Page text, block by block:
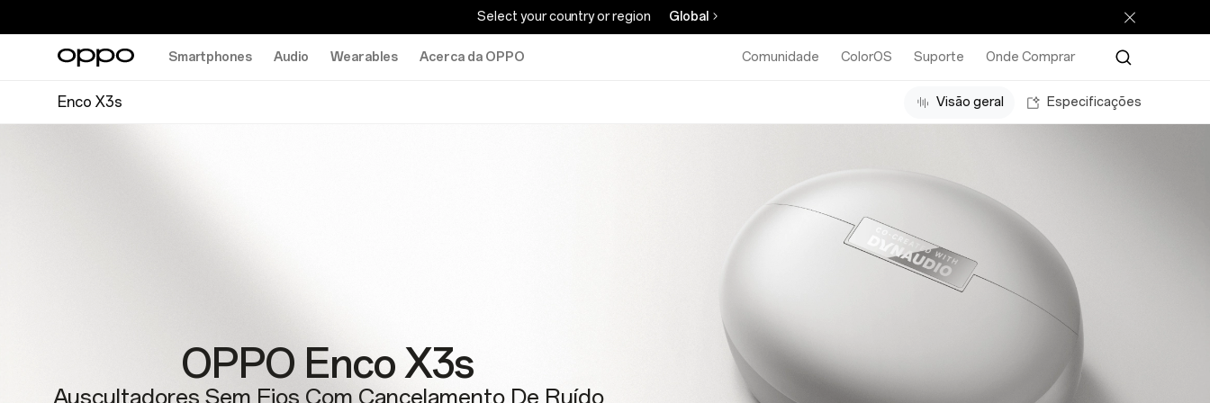
Select your country or region Global
Smartphones Audio Wearables Acerca da OPPO Comunidade ColorOS Suporte Onde Comprar
Enco X3s Visão geral Especificações
OPPO Enco X3s
Auscultadores Sem Fios Com Cancelamento De Ruído